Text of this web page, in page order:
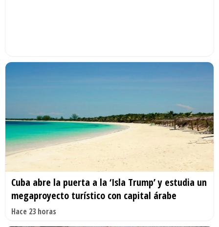
Cuba abre la puerta a la ‘Isla Trump’ y estudia un
megaproyecto turístico con capital árabe
Hace 23 horas